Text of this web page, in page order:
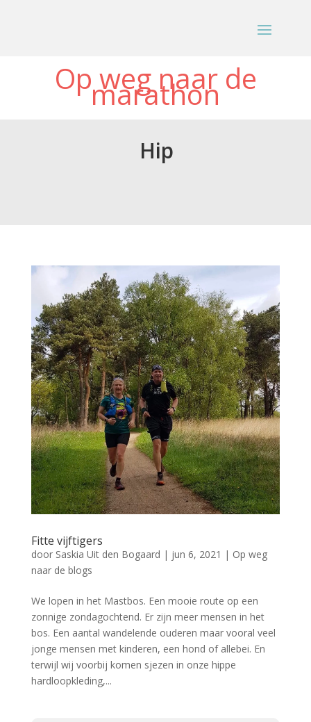
Op weg naar de
marathon
Hip
Fitte vijftigers
door Saskia Uit den Bogaard | jun 6, 2021 | Op weg
naar de blogs
We lopen in het Mastbos. Een mooie route op een
zonnige zondagochtend. Er zijn meer mensen in het
bos. Een aantal wandelende ouderen maar vooral veel
jonge mensen met kinderen, een hond of allebei. En
terwijl wij voorbij komen sjezen in onze hippe
hardloopkleding,...